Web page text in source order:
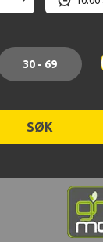
30 - 69
SØK